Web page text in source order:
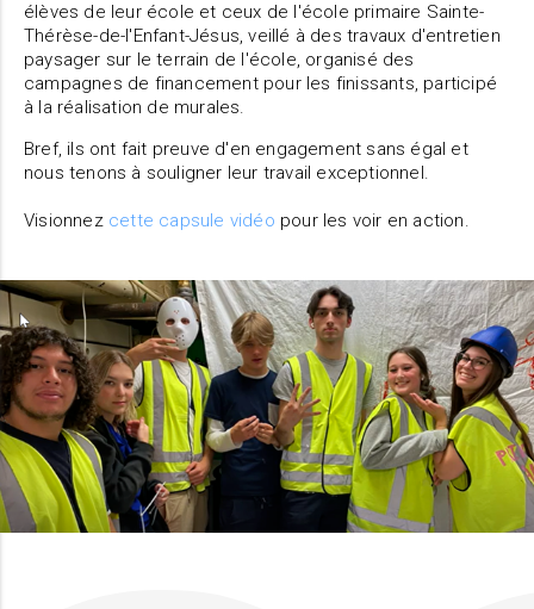
élèves de leur école et ceux de l'école primaire Sainte-
Thérèse-de-l'Enfant-Jésus, veillé à des travaux d'entretien
paysager sur le terrain de l'école, organisé des
campagnes de financement pour les finissants, participé
à la réalisation de murales.
Bref, ils ont fait preuve d'en engagement sans égal et
nous tenons à souligner leur travail exceptionnel.
Visionnez cette capsule vidéo pour les voir en action.